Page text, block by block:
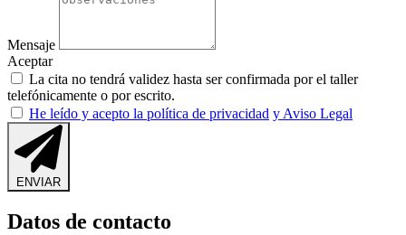
Mensaje
Aceptar
La cita no tendrá validez hasta ser confirmada por el taller
telefónicamente o por escrito.
He leído y acepto la política de privacidad y Aviso Legal
ENVIAR
Datos de contacto